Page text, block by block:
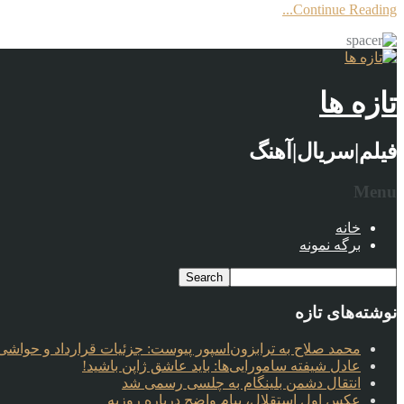
Continue Reading...
تازه ها
فیلم|سریال|آهنگ
Menu
خانه
برگه نمونه
نوشته‌های تازه
محمد صلاح به ترابزون‌اسپور پیوست: جزئیات قرارداد و حواشی
عادل شیفته سامورایی‌ها: باید عاشق ژاپن باشید!
انتقال دشمن بلینگام به چلسی رسمی شد
عکس اول استقلال، پیام واضح درباره روزبه